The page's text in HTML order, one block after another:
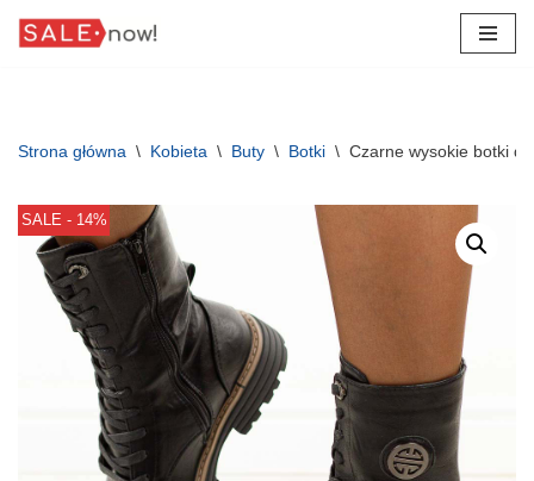
Strona główna \ Kobieta \ Buty \ Botki \ Czarne wysokie botki
SALE - 14%